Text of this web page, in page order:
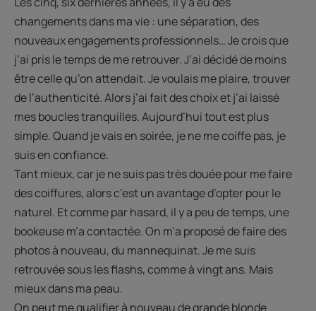
changements dans ma vie : une séparation, des
nouveaux engagements professionnels… Je crois que
j’ai pris le temps de me retrouver. J’ai décidé de moins
être celle qu’on attendait. Je voulais me plaire, trouver
de l’authenticité. Alors j’ai fait des choix et j’ai laissé
mes boucles tranquilles. Aujourd’hui tout est plus
simple. Quand je vais en soirée, je ne me coiffe pas, je
suis en confiance.
Tant mieux, car je ne suis pas très douée pour me faire
des coiffures, alors c’est un avantage d’opter pour le
naturel. Et comme par hasard, il y a peu de temps, une
bookeuse m’a contactée. On m’a proposé de faire des
photos à nouveau, du mannequinat. Je me suis
retrouvée sous les flashs, comme à vingt ans. Mais
mieux dans ma peau.
On peut me qualifier à nouveau de grande blonde